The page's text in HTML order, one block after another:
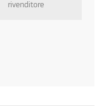
rivenditore